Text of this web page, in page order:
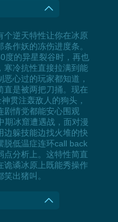
个逆天特性让你在冰原
作妖的冻伤进度条。
度的异星裂谷时，再也
寒冷抗性直接拉满到能
心过的玩家都知道，
直是被两把刀捅。现在
贯注轰敌人的狗头，
剧情党都能安心围观
期冰窟遭遇战，面对漫
边躲技能边找火堆的快
脱低温症连环call back
点分析上。这特性简直
诡谲冰原上既能秀操作
出猪叫。